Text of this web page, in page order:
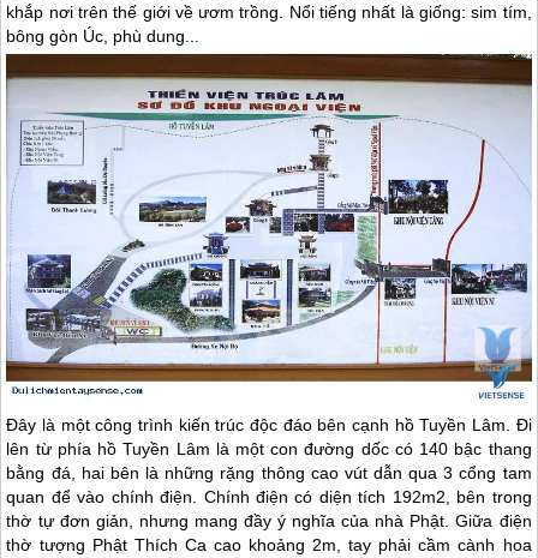
khắp nơi trên thế giới về ươm trồng. Nổi tiếng nhất là giống: sim tím,
bông gòn Úc, phù dung...
Đây là một công trình kiến trúc độc đáo bên cạnh hồ Tuyền Lâm. Đi
lên từ phía hồ Tuyền Lâm là một con đường dốc có 140 bậc thang
bằng đá, hai bên là những rặng thông cao vút dẫn qua 3 cổng tam
quan để vào chính điện. Chính điện có diện tích 192m2, bên trong
thờ tự đơn giản, nhưng mang đầy ý nghĩa của nhà Phật. Giữa điện
thờ tượng Phật Thích Ca cao khoảng 2m, tay phải cầm cành hoa